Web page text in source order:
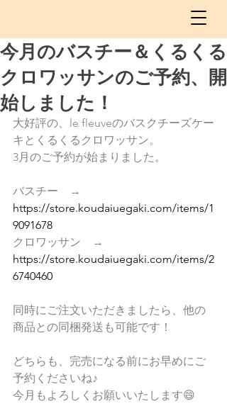
今月のバスチー＆くるくる
クロワッサンのご予約、開
始しました！
大好評の、le fleuveのバスクチーズケー
キとくるくるクロワッサン。
3月のご予約が始まりました。
バスチー　→
https://store.koudaiuegaki.com/items/1
9091678
クロワッサン　→
https://store.koudaiuegaki.com/items/2
6740460
同時にご注文いただきましたら、他の
商品との同梱発送も可能です！
どちらも、完売になる前にお早めにご
予約くださいね♪
今月もよろしくお願いいたします😄